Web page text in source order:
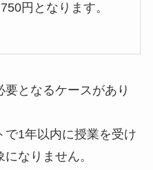
円となります。
となるケースがあり
1年以内に授業を受け
なりません。